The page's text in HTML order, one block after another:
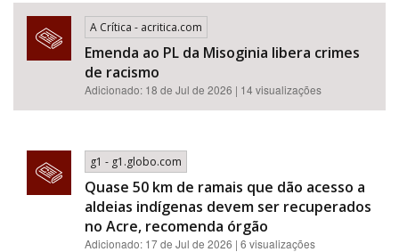
A Crítica - acritica.com
Emenda ao PL da Misoginia libera crimes
de racismo​​​​​​​​​​​​​​​​​​​​​​​​​​​​​​​​​​​​​​​​​​
Adicionado: 18 de Jul de 2026 | 14 visualizações
g1 - g1.globo.com
Quase 50 km de ramais que dão acesso a
aldeias indígenas devem ser recuperados
no Acre, recomenda órgão
Adicionado: 17 de Jul de 2026 | 6 visualizações